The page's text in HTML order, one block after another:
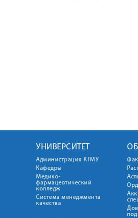
УНИВЕРСИТЕТ
Администрация КГМУ
Кафедры
Медико-
фармацевтический
колледж
Система менеджмента
качества